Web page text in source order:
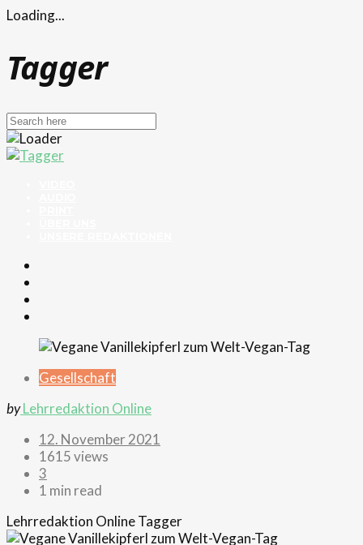
Loading...
Tagger
Gesellschaft
byLehrredaktion Online
12. November 2021
1615 views
3
1 min read
Lehrredaktion OnlineTagger